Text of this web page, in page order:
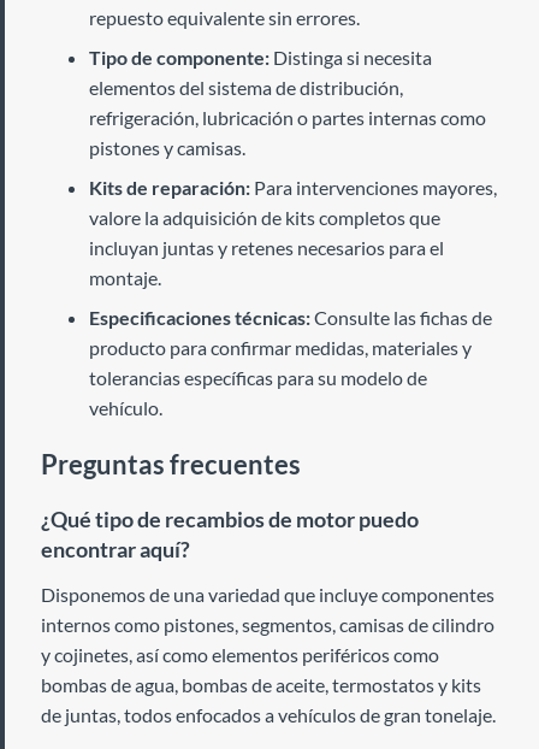
repuesto equivalente sin errores.
Tipo de componente: Distinga si necesita
elementos del sistema de distribución,
refrigeración, lubricación o partes internas como
pistones y camisas.
Kits de reparación: Para intervenciones mayores,
valore la adquisición de kits completos que
incluyan juntas y retenes necesarios para el
montaje.
Especificaciones técnicas:Consulte las fichas de
producto para confirmar medidas, materiales y
tolerancias específicas para su modelo de
vehículo.
Preguntas frecuentes
¿Qué tipo de recambios de motor puedo
encontrar aquí?
Disponemos de una variedad que incluye componentes
internos como pistones, segmentos, camisas de cilindro
y cojinetes, así como elementos periféricos como
bombas de agua, bombas de aceite, termostatos y kits
de juntas, todos enfocados a vehículos de gran tonelaje.